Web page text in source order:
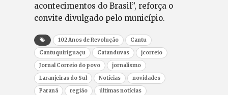
acontecimentos do Brasil”, reforça o
convite divulgado pelo município.
102 Anos de Revolução
Cantu
Cantuquiriguaçu
Catanduvas
jcorreio
Jornal Correio do povo
jornalismo
Laranjeiras do Sul
Notícias
novidades
Paraná
região últimas notícias